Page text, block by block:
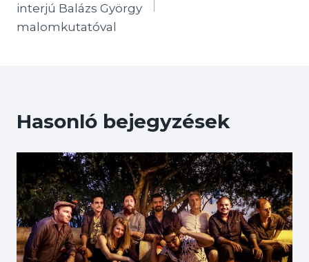
interjú Balázs György
malomkutatóval
Hasonló bejegyzések